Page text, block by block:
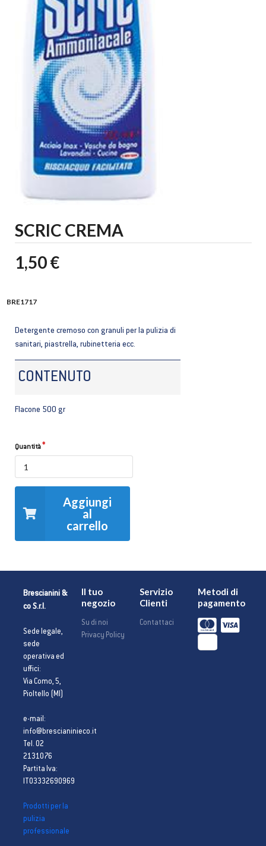
SCRIC CREMA
1,50 €
BRE1717
Detergente cremoso con granuli per la pulizia di
sanitari, piastrella, rubinetteria ecc.
CONTENUTO
Flacone 500 gr
Quantità
Aggiungi
al
carrello
Brescianini &
co S.r.l.
Sede legale,
sede
operativa ed
uffici:
Via Como, 5,
Pioltello (MI)
e-mail:
info@brescianinieco.it
Tel. 02
2131076
Partita Iva:
IT03332690969
Prodotti per la
pulizia
professionale
Il tuo
negozio
Su di noi
Privacy Policy
Servizio
Clienti
Contattaci
Metodi di
pagamento